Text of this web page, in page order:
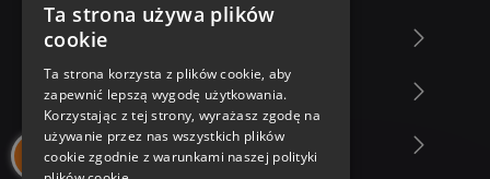
Zakupy u nas
Nasza oferta
Nasi autorzy
Ta strona używa plików
cookie
Ta strona korzysta z plików cookie, aby
zapewnić lepszą wygodę użytkowania.
Korzystając z tej strony, wyrażasz zgodę na
używanie przez nas wszystkich plików
cookie zgodnie z warunkami naszej polityki